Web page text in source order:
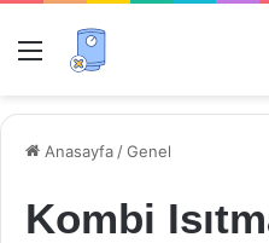
Menü
Anasayfa /Genel
Kombi